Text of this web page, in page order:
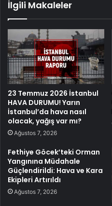
İlgili Makaleler
23 Temmuz 2026 İstanbul
HAVA DURUMU! Yarın
İstanbul’da hava nasıl
olacak, yağış var mı?
Ağustos 7, 2026
Fethiye Göcek’teki Orman
Yangınına Müdahale
Güçlendirildi: Hava ve Kara
Ekipleri Artırıldı
Ağustos 7, 2026